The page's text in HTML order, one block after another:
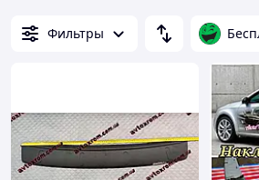
Фильтры